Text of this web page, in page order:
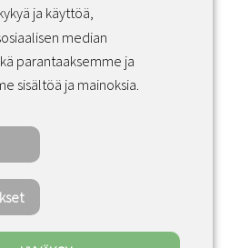
· Valaisin Grönlund – All
Reserved
ja käyttöä,
median
parantaaksemme ja
sisältöä ja mainoksia.